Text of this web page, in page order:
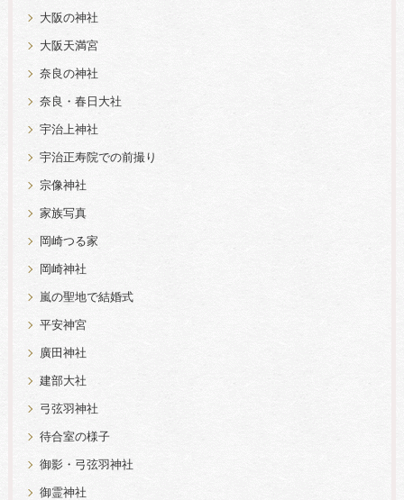
大阪の神社
大阪天満宮
奈良の神社
奈良・春日大社
宇治上神社
宇治正寿院での前撮り
宗像神社
家族写真
岡崎つる家
岡崎神社
嵐の聖地で結婚式
平安神宮
廣田神社
建部大社
弓弦羽神社
待合室の様子
御影・弓弦羽神社
御霊神社